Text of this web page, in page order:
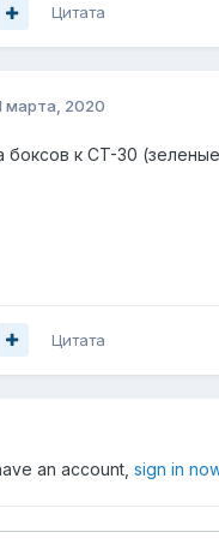
Цитата
марта, 2020
к CT-30
Цитата
an account, sign in